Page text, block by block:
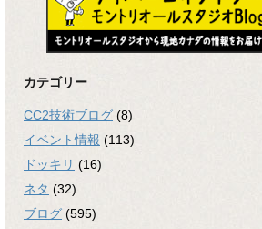
カテゴリー
CC2技術ブログ (8)
イベント情報 (113)
ドッキリ (16)
ネタ (32)
ブログ (595)